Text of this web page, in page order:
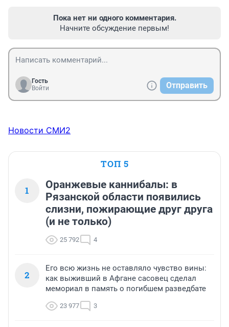
Пока нет ни одного комментария.
Начните обсуждение первым!
Гость
Войти
Отправить
Новости СМИ2
ТОП 5
1
Оранжевые каннибалы: в
Рязанской области появились
слизни, пожирающие друг друга
(и не только)
25 792 4
2
Его всю жизнь не оставляло чувство вины:
как выживший в Афгане сасовец сделал
мемориал в память о погибшем разведбате
23 977 3